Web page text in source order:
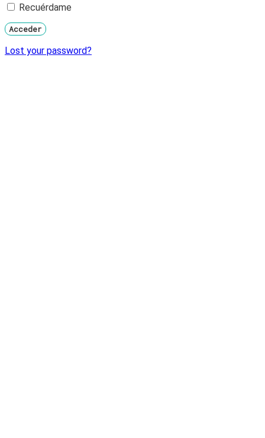
Recuérdame
Lost your password?